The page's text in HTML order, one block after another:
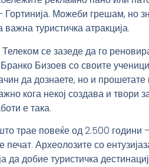
Гортинија. Можеби грешам, но
туристичка атракција.
се зазеде да го
Бизоев со своите
да дознаете, но и
кога некој создава и
е така.
трае повеќе од 2.500 години
Археолозите со
добие туристичка